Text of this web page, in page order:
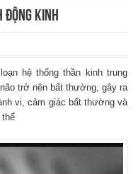
động kinh
hệ thống thần kinh trung
trở nên bất thường, gây ra
vi, cảm giác bất thường và